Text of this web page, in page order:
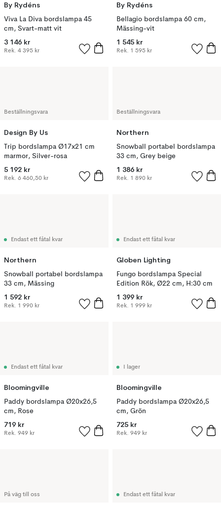
By Rydéns
Viva La Diva bordslampa 45
cm, Svart-matt vit
3 146 kr
Rek. 4 395 kr
By Rydéns
Bellagio bordslampa 60 cm,
Mässing-vit
1 545 kr
Rek. 1 595 kr
Beställningsvara
Design By Us
Trip bordslampa Ø17x21 cm
marmor, Silver-rosa
5 192 kr
Rek. 6 460,50 kr
Beställningsvara
Northern
Snowball portabel bordslampa
33 cm, Grey beige
1 386 kr
Rek. 1 890 kr
Endast ett fåtal kvar
Northern
Snowball portabel bordslampa
33 cm, Mässing
1 592 kr
Rek. 1 990 kr
Endast ett fåtal kvar
Globen Lighting
Fungo bordslampa Special
Edition Rök, Ø22 cm, H:30 cm
1 399 kr
Rek. 1 999 kr
Endast ett fåtal kvar
Bloomingville
Paddy bordslampa Ø20x26,5
cm, Rose
719 kr
Rek. 949 kr
I lager
Bloomingville
Paddy bordslampa Ø20x26,5
cm, Grön
725 kr
Rek. 949 kr
På väg till oss Endast ett fåtal kvar